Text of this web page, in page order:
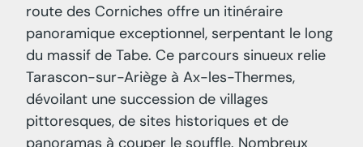
route des Corniches offre un itinéraire
panoramique exceptionnel, serpentant le long
du massif de Tabe. Ce parcours sinueux relie
Tarascon-sur-Ariège à Ax-les-Thermes,
dévoilant une succession de villages
pittoresques, de sites historiques et de
panoramas à couper le souffle. Nombreux